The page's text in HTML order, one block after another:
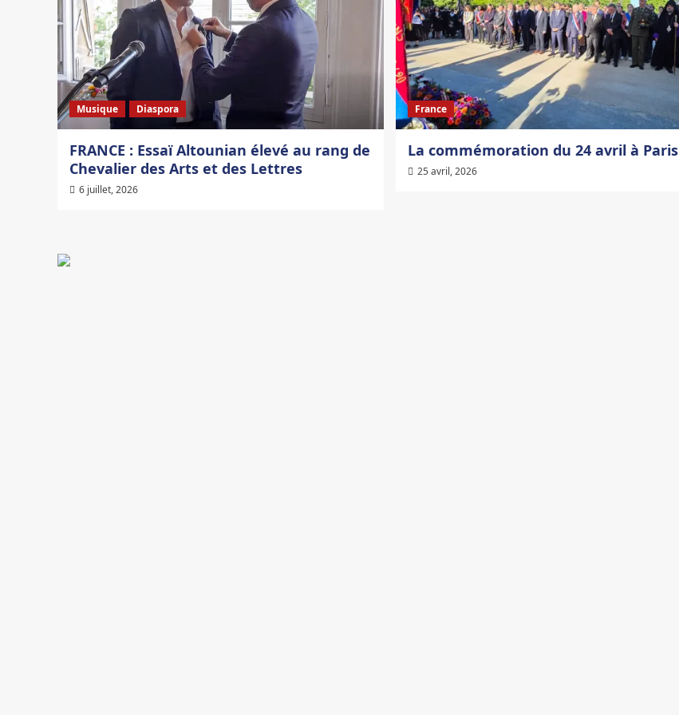
Musique Diaspora
FRANCE : Essaï Altounian élevé au rang de
Chevalier des Arts et des Lettres
6 juillet, 2026
France
La commémoration du 24 avril à Paris
25 avril, 2026